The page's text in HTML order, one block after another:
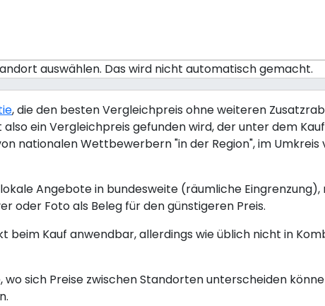
auswählen. Das wird nicht automatisch gemacht.
, die den besten Vergleichpreis ohne weiteren
ein Vergleichpreis gefunden wird, der unter dem
nationalen Wettbewerbern "in der Region", im Umkreis
Angebote in bundesweite (räumliche
oder Foto als Beleg für den günstigeren Preis.
beim Kauf anwendbar, allerdings wie üblich nicht in
sich Preise zwischen Standorten unterscheiden